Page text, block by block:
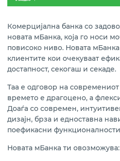
Комерцијална банка со
новата мБанка, која го носи
повисоко ниво. Новата
клиентите кои очекуваат
достапност, секогаш и секаде.
Таа е одговор на
времето е драгоцено, а
Доаѓа со современ,
дизајн, брза и едноставна
поефикасни
Новата мБанка ти овозможува: